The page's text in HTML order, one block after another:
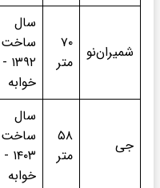
شمیران‌نو
۷۰
متر
سال
ساخت
خوابه
جی
۵۸
متر
سال
ساخت
خوابه